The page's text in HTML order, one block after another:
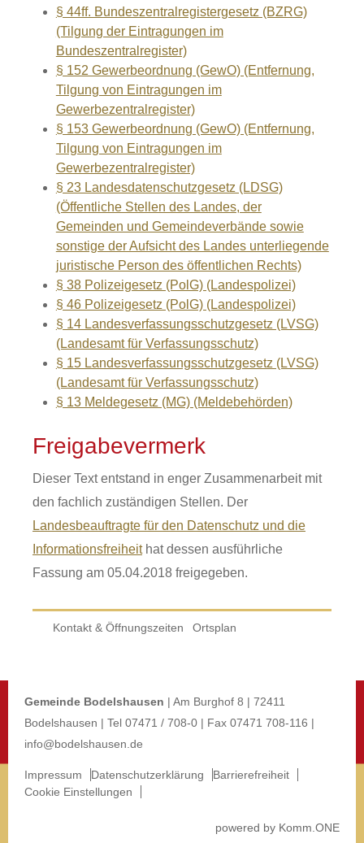
§ 44ff. Bundeszentralregistergesetz (BZRG)
(Tilgung der Eintragungen im
Bundeszentralregister)
§ 152 Gewerbeordnung (GewO) (Entfernung,
Tilgung von Eintragungen im
Gewerbezentralregister)
§ 153 Gewerbeordnung (GewO) (Entfernung,
Tilgung von Eintragungen im
Gewerbezentralregister)
§ 23 Landesdatenschutzgesetz (LDSG)
(Öffentliche Stellen des Landes, der
Gemeinden und Gemeindeverbände sowie
sonstige der Aufsicht des Landes unterliegende
juristische Person des öffentlichen Rechts)
§ 38 Polizeigesetz (PolG) (Landespolizei)
§ 46 Polizeigesetz (PolG) (Landespolizei)
§ 14 Landesverfassungsschutzgesetz (LVSG)
(Landesamt für Verfassungsschutz)
§ 15 Landesverfassungsschutzgesetz (LVSG)
(Landesamt für Verfassungsschutz)
§ 13 Meldegesetz (MG) (Meldebehörden)
Freigabevermerk
Dieser Text entstand in enger Zusammenarbeit mit
den fachlich zuständigen Stellen. Der
Landesbeauftragte für den Datenschutz und die
Informationsfreiheithat dessen ausführliche
Fassung am 05.04.2018 freigegeben.
Kontakt & Öffnungszeiten Ortsplan
Gemeinde Bodelshausen | Am Burghof 8 | 72411
Bodelshausen | Tel 07471 / 708-0 | Fax 07471 708-116 |
info@bodelshausen.de
Impressum Datenschutzerklärung
Barrierefreiheit
Cookie Einstellungen
powered by Komm.ONE